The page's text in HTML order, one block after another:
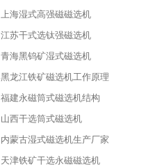
上海湿式高强磁磁选机
江苏干式选钛强磁选机
青海黑钨矿湿式磁选机
黑龙江铁矿磁选机工作原理
福建永磁筒式磁选机结构
山西干选筒式磁选机
内蒙古湿式磁选机生产厂家
天津铁矿干选永磁磁选机